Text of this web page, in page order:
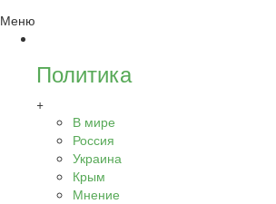
Меню
Политика
+
В мире
Россия
Украина
Крым
Мнение